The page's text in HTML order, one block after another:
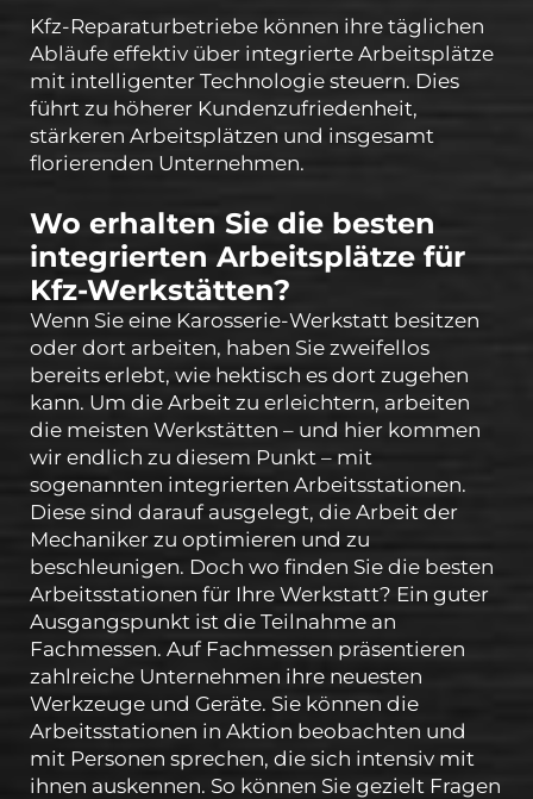
Kfz-Reparaturbetriebe können ihre täglichen
Abläufe effektiv über integrierte Arbeitsplätze
mit intelligenter Technologie steuern. Dies
führt zu höherer Kundenzufriedenheit,
stärkeren Arbeitsplätzen und insgesamt
florierenden Unternehmen.
Wo erhalten Sie die besten
integrierten Arbeitsplätze für
Kfz-Werkstätten?
Wenn Sie eine Karosserie-Werkstatt besitzen
oder dort arbeiten, haben Sie zweifellos
bereits erlebt, wie hektisch es dort zugehen
kann. Um die Arbeit zu erleichtern, arbeiten
die meisten Werkstätten – und hier kommen
wir endlich zu diesem Punkt – mit
sogenannten integrierten Arbeitsstationen.
Diese sind darauf ausgelegt, die Arbeit der
Mechaniker zu optimieren und zu
beschleunigen. Doch wo finden Sie die besten
Arbeitsstationen für Ihre Werkstatt? Ein guter
Ausgangspunkt ist die Teilnahme an
Fachmessen. Auf Fachmessen präsentieren
zahlreiche Unternehmen ihre neuesten
Werkzeuge und Geräte. Sie können die
Arbeitsstationen in Aktion beobachten und
mit Personen sprechen, die sich intensiv mit
ihnen auskennen. So können Sie gezielt Fragen